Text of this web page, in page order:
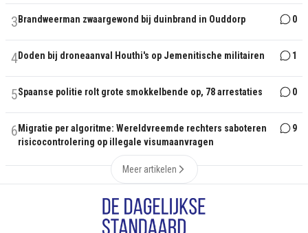
3 Brandweerman zwaargewond bij duinbrand in Ouddorp 0
4Doden bij droneaanval Houthi's op Jemenitische militairen 1
5Spaanse politie rolt grote smokkelbende op, 78 arrestaties 0
6 Migratie per algoritme: Wereldvreemde rechters saboteren
risicocontrolering op illegale visumaanvragen
9
Meer artikelen